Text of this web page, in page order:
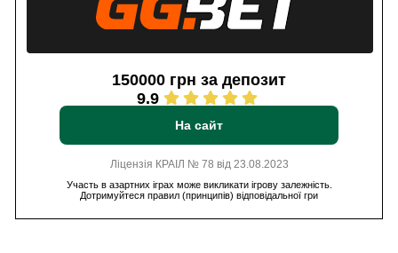
150000 грн за депозит
9.9
На сайт
Ліцензія КРАІЛ № 78 від 23.08.2023
Участь в азартних іграх може викликати ігрову залежність.
Дотримуйтеся правил (принципів) відповідальної гри